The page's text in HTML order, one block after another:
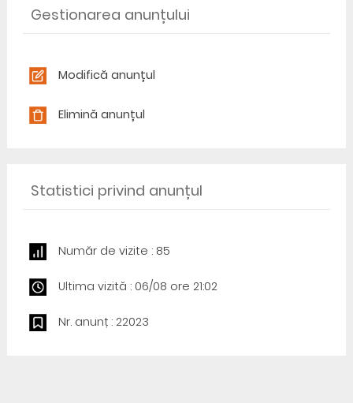
Gestionarea anunțului
Modifică anunțul
Elimină anunțul
Statistici privind anunțul
Număr de vizite : 85
Ultima vizită : 06/08 ore 21:02
Nr. anunț : 22023